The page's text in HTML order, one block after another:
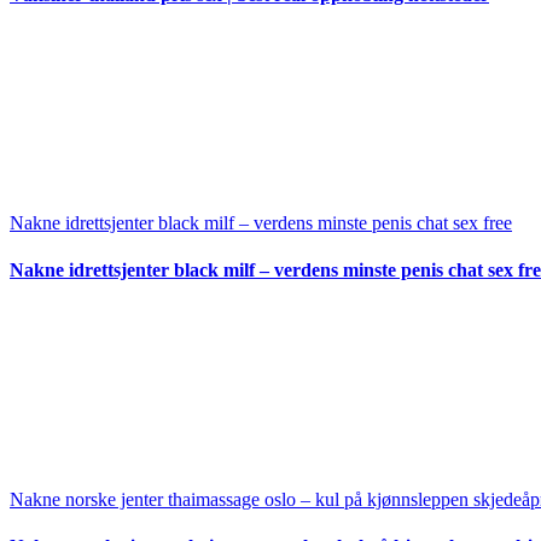
Nakne idrettsjenter black milf – verdens minste penis chat sex free
Nakne idrettsjenter black milf – verdens minste penis chat sex
Nakne norske jenter thaimassage oslo – kul på kjønnsleppen